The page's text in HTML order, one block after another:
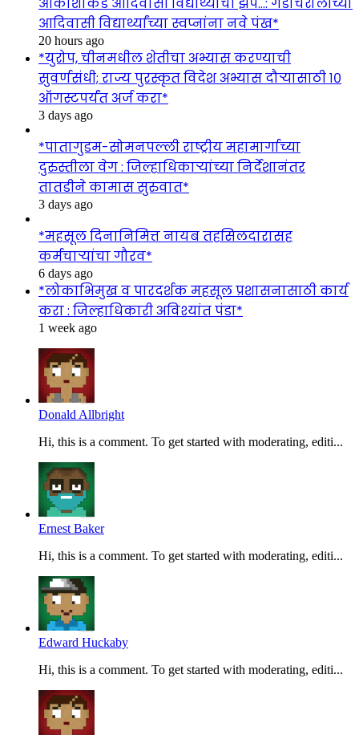
आदिवासी विद्यार्थ्यांच्या स्वप्नांना नवे पंख*
20 hours ago
*युरोप, चीनमधील शेतीचा अभ्यास करण्याची
सुवर्णसंधी; राज्य पुरस्कृत विदेश अभ्यास दौऱ्यासाठी १०
ऑगस्टपर्यंत अर्ज करा*
3 days ago
*पातागुडम-सोमनपल्ली राष्ट्रीय महामार्गाच्या
दुरुस्तीला वेग : जिल्हाधिकाऱ्यांच्या निर्देशानंतर
तातडीने कामास सुरुवात*
3 days ago
*महसूल दिनानिमित्त नायब तहसिलदारासह
कर्मचाऱ्यांचा गौरव*
6 days ago
*लोकाभिमुख व पारदर्शक महसूल प्रशासनासाठी कार्य
करा : जिल्हाधिकारी अविश्यांत पंडा*
1 week ago
Donald Allbright
Hi, this is a comment. To get started with moderating, editi...
Ernest Baker
Hi, this is a comment. To get started with moderating, editi...
Edward Huckaby
Hi, this is a comment. To get started with moderating, editi...